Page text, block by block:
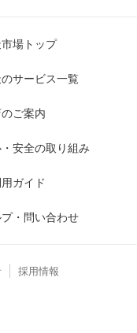
場トップ
サービス一覧
ご案内
安全の取り組み
ガイド
・問い合わせ
採用情報